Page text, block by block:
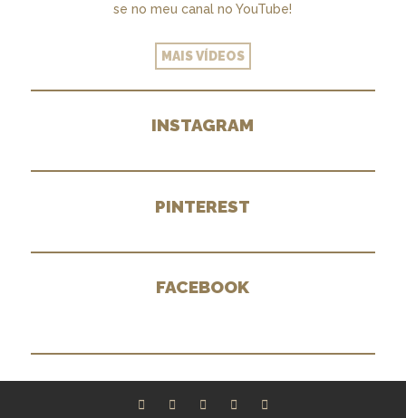
se no meu canal no YouTube!
MAIS VÍDEOS
INSTAGRAM
PINTEREST
FACEBOOK